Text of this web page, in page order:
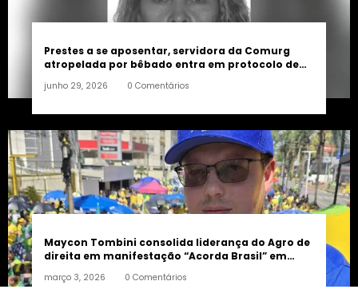
Prestes a se aposentar, servidora da Comurg
atropelada por bêbado entra em protocolo de
junho 29, 2026 0 Comentários
Maycon Tombini consolida liderança do Agro de
direita em manifestação “Acorda Brasil” em
março 3, 2026 0 Comentários